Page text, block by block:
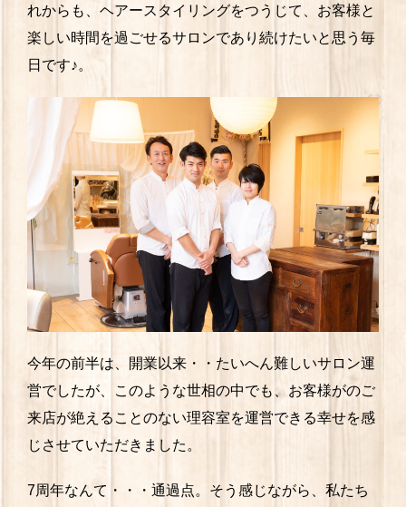
れからも、ヘアースタイリングをつうじて、お客様と
楽しい時間を過ごせるサロンであり続けたいと思う毎
日です♪。
今年の前半は、開業以来・・たいへん難しいサロン運
営でしたが、このような世相の中でも、お客様がのご
来店が絶えることのない理容室を運営できる幸せを感
じさせていただきました。
7周年なんて・・・通過点。そう感じながら、私たち